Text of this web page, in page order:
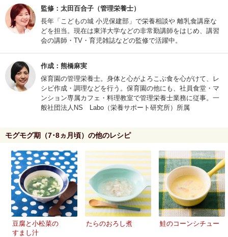
監修：太田百合子（管理栄養士）
長年「こどもの城 小児保建部」で栄養相談や 離乳食講座な
どを担当。現在は東洋大学などの非常勤講師をはじめ、講習
会の講師・TV・育児雑誌などの監修で活躍中。
作成：熊橋麻実
保育園の管理栄養士。身体と心がよろこぶ食を心がけて、レ
シピ作成・調理などを行う。保育園の他にも、社員食堂・マ
ンション専属カフェ・料理教室で管理栄養士業務に従事。一
般社団法人NS Labo（栄養サポート研究所）所属
モグモグ期（7･8ヵ月頃）の他のレシピ
豆腐と小松菜の
すまし汁
たらのおろし煮 鮭のコーンシチュー